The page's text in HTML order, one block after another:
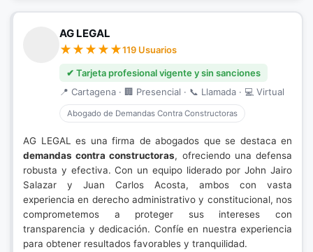
AG LEGAL
119 Usuarios
✔ Tarjeta profesional vigente y sin sanciones
📍 Cartagena · 🏢 Presencial · 📞 Llamada · 💻 Virtual
Abogado de Demandas Contra Constructoras
AG LEGAL es una firma de abogados que se destaca en
demandas contra constructoras, ofreciendo una defensa
robusta y efectiva. Con un equipo liderado por John Jairo
Salazar y Juan Carlos Acosta, ambos con vasta
experiencia en derecho administrativo y constitucional, nos
comprometemos a proteger sus intereses con
transparencia y dedicación. Confíe en nuestra experiencia
para obtener resultados favorables y tranquilidad.